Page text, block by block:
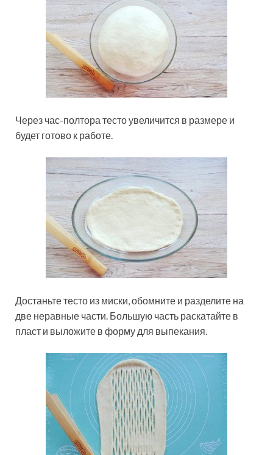
Через час-полтора тесто увеличится в размере и
будет готово к работе.
Достаньте тесто из миски, обомните и разделите на
две неравные части. Большую часть раскатайте в
пласт и выложите в форму для выпекания.